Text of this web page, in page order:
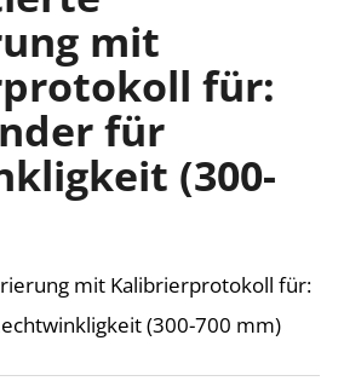
mit
für:
für
(300-
mit Kalibrierprotokoll für:
(300-700 mm)